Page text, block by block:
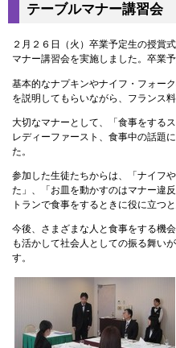
テーブルマナー講習会
２月２６日（火）卒業予定生の授賞
マナー講習会を実施しました。卒業
基本的なナプキンやナイフ・フォー
を説明してもらいながら、フランス
大切なマナーとして、「食事をする
レディーファースト、食事中の話題
た。
参加した生徒たちからは、「ナイフ
た」、「お皿を動かすのはマナー違
トランで食事をするときに役に立つ
今後、さまざまな人と食事をする機
も活かして社会人としての振る舞い
す。